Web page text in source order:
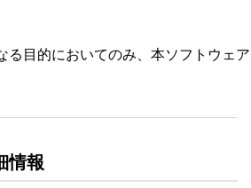
る目的においてのみ、本ソフトウェ
情報